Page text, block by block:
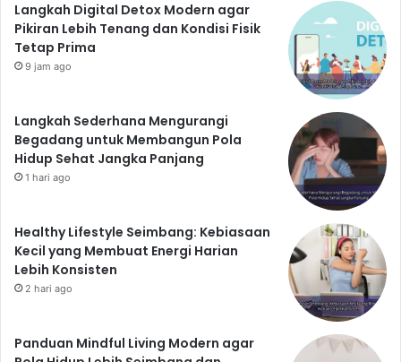
Langkah Digital Detox Modern agar
Pikiran Lebih Tenang dan Kondisi Fisik
Tetap Prima
9 jam ago
Langkah Sederhana Mengurangi
Begadang untuk Membangun Pola
Hidup Sehat Jangka Panjang
1 hari ago
Healthy Lifestyle Seimbang: Kebiasaan
Kecil yang Membuat Energi Harian
Lebih Konsisten
2 hari ago
Panduan Mindful Living Modern agar